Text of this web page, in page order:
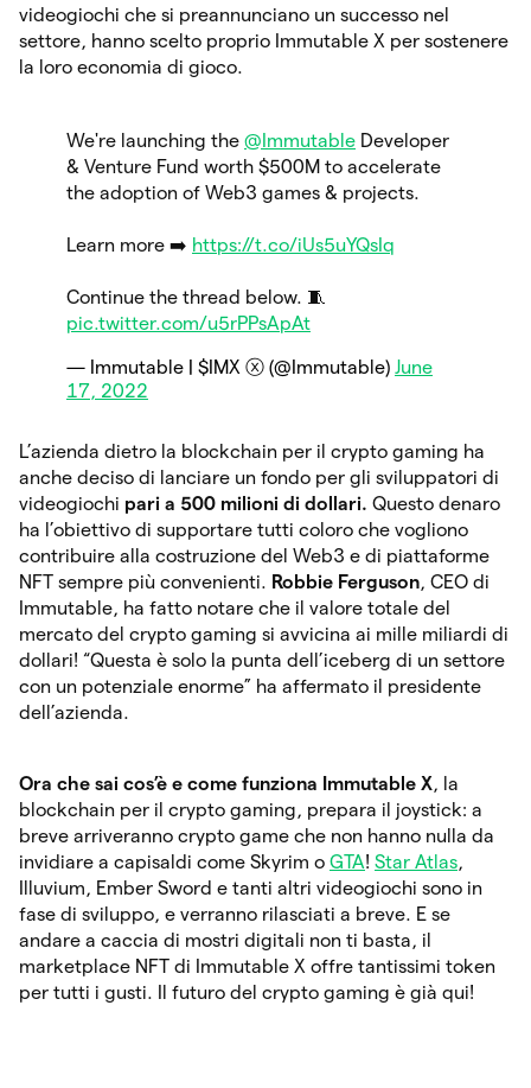
videogiochi che si preannunciano un successo nel
settore, hanno scelto proprio Immutable X per sostenere
la loro economia di gioco.
We're launching the @Immutable Developer
& Venture Fund worth $500M to accelerate
the adoption of Web3 games & projects.
Learn more ➡️ https://t.co/iUs5uYQsIq
Continue the thread below. 🧵
pic.twitter.com/u5rPPsApAt
— Immutable | $IMX ⓧ (@Immutable) June
17, 2022
L’azienda dietro la blockchain per il crypto gaming ha
anche deciso di lanciare un fondo per gli sviluppatori di
videogiochi pari a 500 milioni di dollari. Questo denaro
ha l’obiettivo di supportare tutti coloro che vogliono
contribuire alla costruzione del Web3 e di piattaforme
NFT sempre più convenienti. Robbie Ferguson, CEO di
Immutable, ha fatto notare che il valore totale del
mercato del crypto gaming si avvicina ai mille miliardi di
dollari! “Questa è solo la punta dell’iceberg di un settore
con un potenziale enorme” ha affermato il presidente
dell’azienda.
Ora che sai cos’è e come funziona Immutable X, la
blockchain per il crypto gaming, prepara il joystick: a
breve arriveranno crypto game che non hanno nulla da
invidiare a capisaldi come Skyrim o GTA! Star Atlas,
Illuvium, Ember Sword e tanti altri videogiochi sono in
fase di sviluppo, e verranno rilasciati a breve. E se
andare a caccia di mostri digitali non ti basta, il
marketplace NFT di Immutable X offre tantissimi token
per tutti i gusti. Il futuro del crypto gaming è già qui!